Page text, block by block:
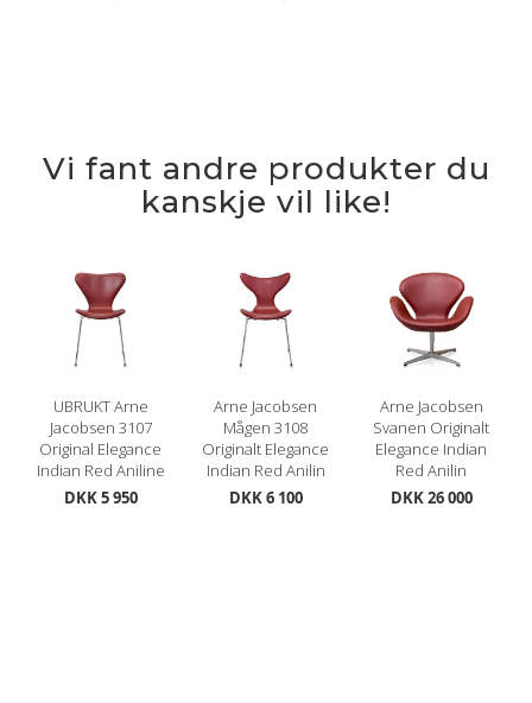
Vi fant andre produkter du
kanskje vil like!
UBRUKT Arne
Jacobsen 3107
Original Elegance
Indian Red Aniline
DKK 5 950
Arne Jacobsen
Mågen 3108
Originalt Elegance
Indian Red Anilin
DKK 6 100
Arne Jacobsen
Svanen Originalt
Elegance Indian
Red Anilin
DKK 26 000